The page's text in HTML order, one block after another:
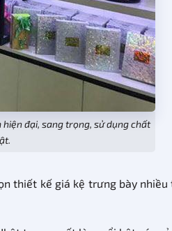
đại, sang trọng, sử dụng chất
thiết kế giá kệ trưng bày